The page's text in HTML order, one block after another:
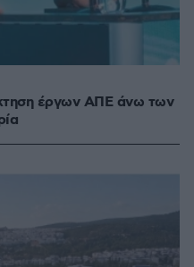
έργων ΑΠΕ άνω των